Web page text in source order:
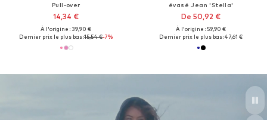
Pull-over
14,34 €
À l'origine : 39,90 €
Dernier prix le plus bas :15,54 €-7%
évasé Jean 'Stella'
De 50,92 €
À l'origine : 59,90 €
Dernier prix le plus bas :47,61 €